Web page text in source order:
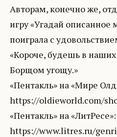
Авторам, конечно же,
игру «Угадай описанное
поиграла с
«Короче, будешь в наших
Борщом угощу.»
«Пентакль» на «Мире
https://oldieworld.com/
«Пентакль» на «ЛитРесе»:
https://www.litres.ru/